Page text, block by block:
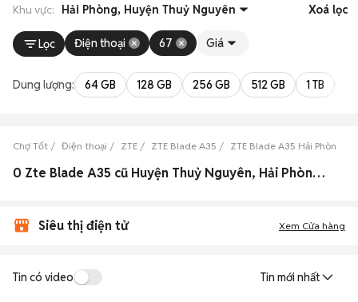
Khu vực: Hải Phòng, Huyện Thuỷ Nguyên Xoá lọc
Lọc Điện thoại 67 Giá
Dung lượng: 64 GB 128 GB 256 GB 512 GB 1 TB
Chợ Tốt Điện thoại ZTE ZTE Blade A35 ZTE Blade A35 Hải Phòng
0 Zte Blade A35 cũ Huyện Thuỷ Nguyên, Hải Phòng đẹp
Siêu thị điện tử Xem Cửa hàng
Tin có video Tin mới nhất